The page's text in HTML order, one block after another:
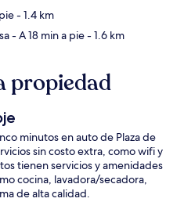
- 1.4 km
- A 18 min a pie- 1.6 km
propiedad
minutos en auto de Plaza de
sin costo extra, como wifi y
tienen servicios y amenidades
cocina, lavadora/secadora,
de alta calidad.